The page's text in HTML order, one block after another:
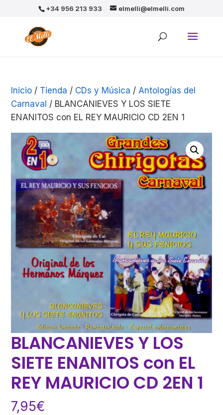
+34 956 213 933 elmelli@elmelli.com
Inicio / Tienda / CDs y Música / Antologías del
Carnaval / BLANCANIEVES Y LOS SIETE
ENANITOS con EL REY MAURICIO CD 2EN 1
BLANCANIEVES Y LOS
SIETE ENANITOS con EL
REY MAURICIO CD 2EN 1
7,95€